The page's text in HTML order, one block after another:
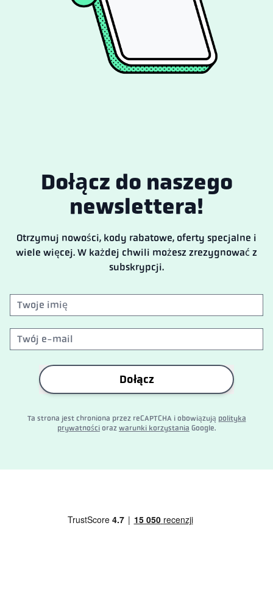
Dołącz do naszego
newslettera!
Otrzymuj nowości, kody rabatowe, oferty specjalne i
wiele więcej. W każdej chwili możesz zrezygnować z
subskrypcji.
Dołącz
Ta strona jest chroniona przez reCAPTCHA i obowiązują polityka
prywatności oraz warunki korzystania Google.